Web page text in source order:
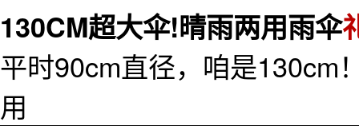
130CM超大伞!晴雨两用雨伞
平时90cm直径，咱是130cm
用